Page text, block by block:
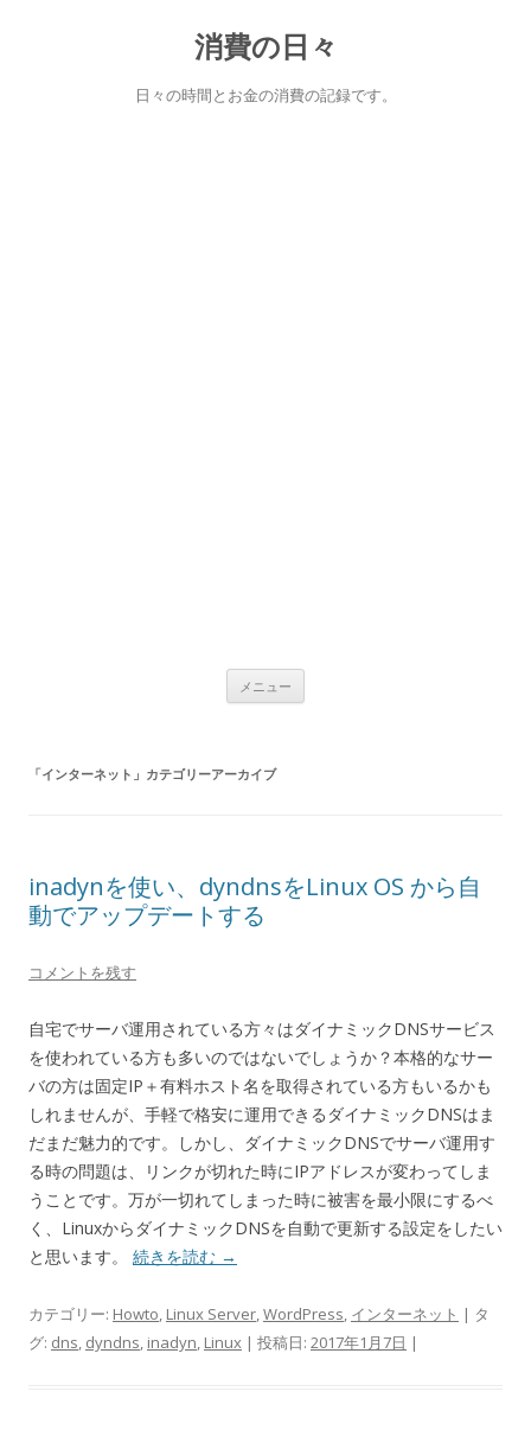
消費の日々
日々の時間とお金の消費の記録です。
メニュー
「インターネット 」カテゴリーアーカイブ
inadynを使い、dyndnsをLinux OS から自
動でアップデートする
コメントを残す
自宅でサーバ運用されている方々はダイナミックDNSサービス
を使われている方も多いのではないでしょうか？本格的なサー
バの方は固定IP＋有料ホスト名を取得されている方もいるかも
しれませんが、手軽で格安に運用できるダイナミックDNSはま
だまだ魅力的です。しかし、ダイナミックDNSでサーバ運用す
る時の問題は、リンクが切れた時にIPアドレスが変わってしま
うことです。万が一切れてしまった時に被害を最小限にするべ
く、LinuxからダイナミックDNSを自動で更新する設定をしたい
と思います。 続きを読む →
カテゴリー: Howto, Linux Server,WordPress, インターネット | タ
グ: dns, dyndns, inadyn, Linux | 投稿日: 2017年1月7日 |